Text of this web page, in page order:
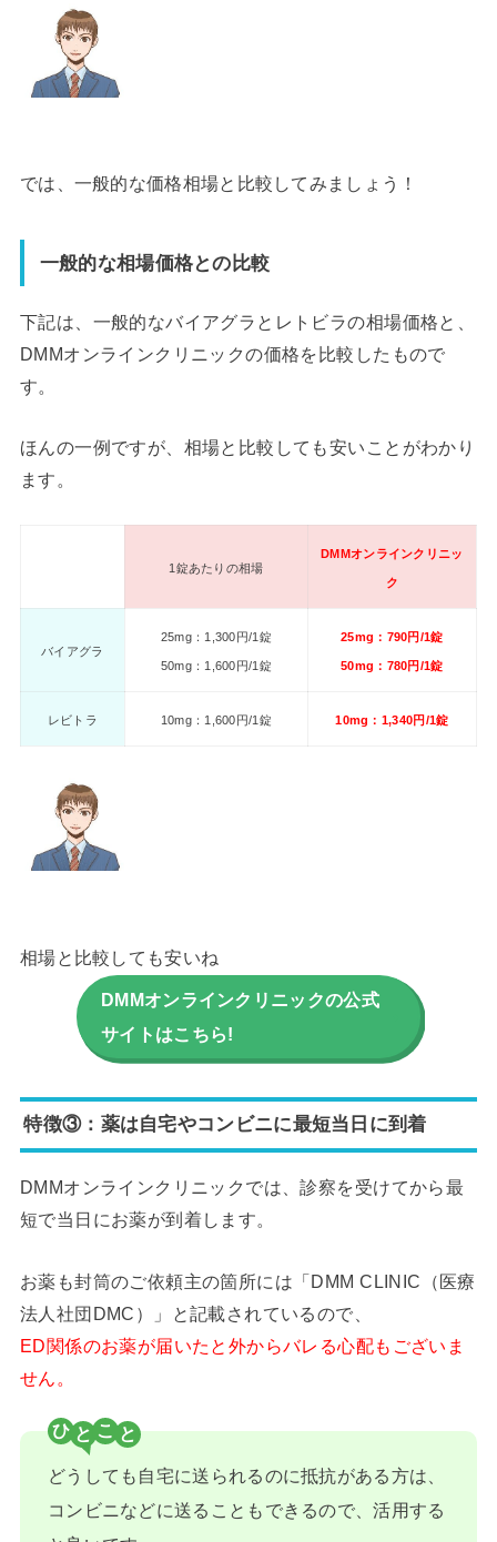
では、一般的な価格相場と比較してみましょう！
一般的な相場価格との比較
下記は、一般的なバイアグラとレトビラの相場価格と、
DMMオンラインクリニックの価格を比較したもので
す。
ほんの一例ですが、相場と比較しても安いことがわかり
ます。
1錠あたりの相場
DMMオンラインクリニッ
ク
バイアグラ
25mg：1,300円/1錠
50mg：1,600円/1錠
25mg：790円/1錠
50mg：780円/1錠
レビトラ 10mg：1,600円/1錠 10mg：1,340円/1錠
相場と比較しても安いね
DMMオンラインクリニックの公式
サイトはこちら!
特徴③：薬は自宅やコンビニに最短当日に到着
DMMオンラインクリニックでは、診察を受けてから最
短で当日にお薬が到着します。
お薬も封筒のご依頼主の箇所には「DMM CLINIC（医療
法人社団DMC）」と記載されているので、
ED関係のお薬が届いたと外からバレる心配もございま
せん。
ひ こ
どうしても自宅に送られるのに抵抗がある方は、
コンビニなどに送ることもできるので、活用する